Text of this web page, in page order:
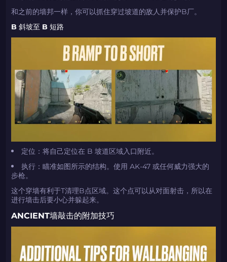
和之前的墙邦一样，你可以抓住穿过坡道的敌人并保护B厂。
B 斜坡至 B 短路
定位：将自己定位在 B 坡道区域入口附近。
执行：瞄准如图所示的结构。使用 AK-47 或任何威力强大的
步枪。
这个穿墙有利于T清理B点区域。这个点可以从对面射击，所以在
进行墙击后要小心并躲起来。
ANCIENT墙敲击的附加技巧